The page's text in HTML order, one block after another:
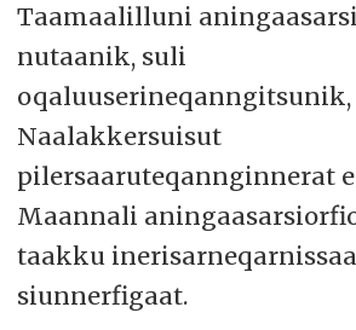
Taamaalilluni
nutaanik, suli
oqaluuserineqanngitsunik,
Naalakkersuisut
pilersaaruteqannginnerat
Maannali
taakku
siunnerfigaat.